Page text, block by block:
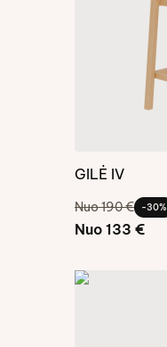
GILĖ IV
Nuo 190 € -30%
Nuo 133 €